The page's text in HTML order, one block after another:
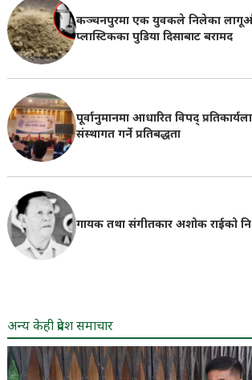
कञ्चनपुरमा एक युवकले निलेका
प्लास्टिकका पुडिया दिसाबाट बरामद
पूर्वानुमानमा आधारित विपद्
संस्थागत गर्ने प्रतिबद्धता
गायक तथा संगीतकार अशोक राईको
अन्य केही प्रदेश समाचार